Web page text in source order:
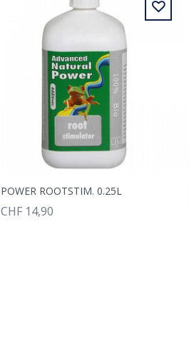
POWER ROOTSTIM. 0.25L
CHF 14,90